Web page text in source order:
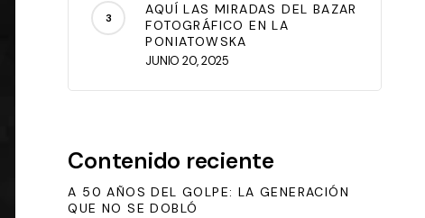
AQUÍ LAS MIRADAS DEL BAZAR
FOTOGRÁFICO EN LA
PONIATOWSKA
JUNIO 20, 2025
Contenido reciente
A 50 AÑOS DEL GOLPE: LA GENERACIÓN
QUE NO SE DOBLÓ